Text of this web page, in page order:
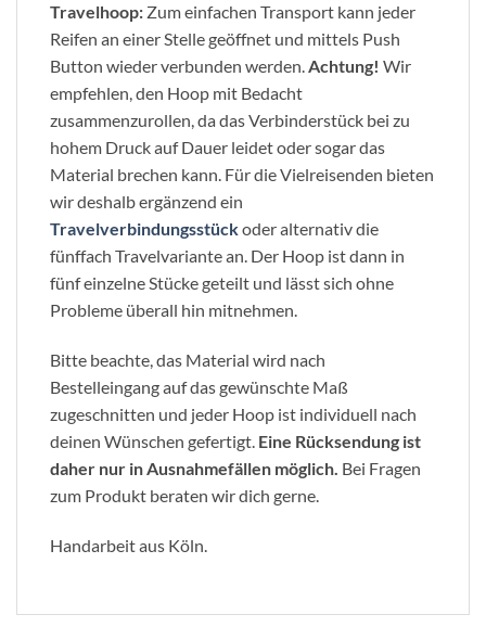
Travelhoop: Zum einfachen Transport kann jeder
Reifen an einer Stelle geöffnet und mittels Push
Button wieder verbunden werden.Achtung! Wir
empfehlen, den Hoop mit Bedacht
zusammenzurollen, da das Verbinderstück bei zu
hohem Druck auf Dauer leidet oder sogar das
Material brechen kann. Für die Vielreisenden bieten
wir deshalb ergänzend ein
Travelverbindungsstückoder alternativ die
fünffach Travelvariante an. Der Hoop ist dann in
fünf einzelne Stücke geteilt und lässt sich ohne
Probleme überall hin mitnehmen.
Bitte beachte, das Material wird nach
Bestelleingang auf das gewünschte Maß
zugeschnitten und jeder Hoop ist individuell nach
deinen Wünschen gefertigt. Eine Rücksendung ist
daher nur in Ausnahmefällen möglich. Bei Fragen
zum Produkt beraten wir dich gerne.
Handarbeit aus Köln.